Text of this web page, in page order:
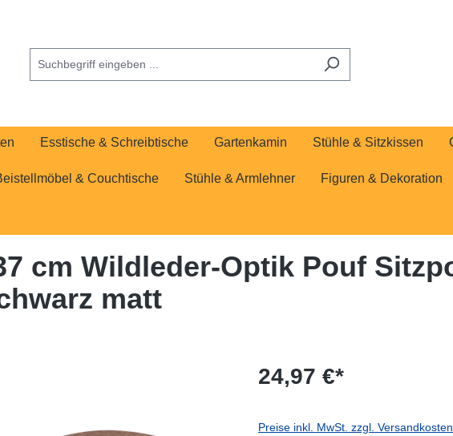
Esstische & Schreibtische Gartenkamin Stühle & Sitzkissen
& Couchtische Stühle & Armlehner Figuren & Dekoration
cm Wildleder-Optik Pouf
matt
24,97 €*
Preise inkl. MwSt. zzgl. Versandkosten